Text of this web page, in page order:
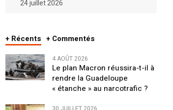
24 juillet 2026
+ Récents + Commentés
4 AOÛT 2026
Le plan Macron réussira-t-il à
rendre la Guadeloupe
« étanche » au narcotrafic ?